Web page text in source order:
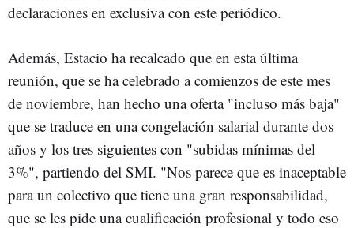
declaraciones en exclusiva con este periódico.
Además, Estacio ha recalcado que en esta última
reunión, que se ha celebrado a comienzos de este mes
de noviembre, han hecho una oferta "incluso más baja"
que se traduce en una congelación salarial durante dos
años y los tres siguientes con "subidas mínimas del
3%", partiendo del SMI. "Nos parece que es inaceptable
para un colectivo que tiene una gran responsabilidad,
que se les pide una cualificación profesional y todo eso